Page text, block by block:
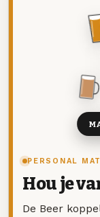
PERSONAL
Hou je
De Beer